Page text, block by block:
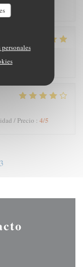
/ Precio
/ Precio
/ Precio : 4/5
3